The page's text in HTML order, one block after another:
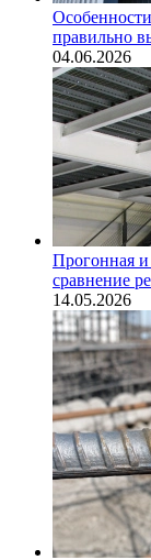
правильно
04.06.2026
Прогонная и
сравнение
14.05.2026